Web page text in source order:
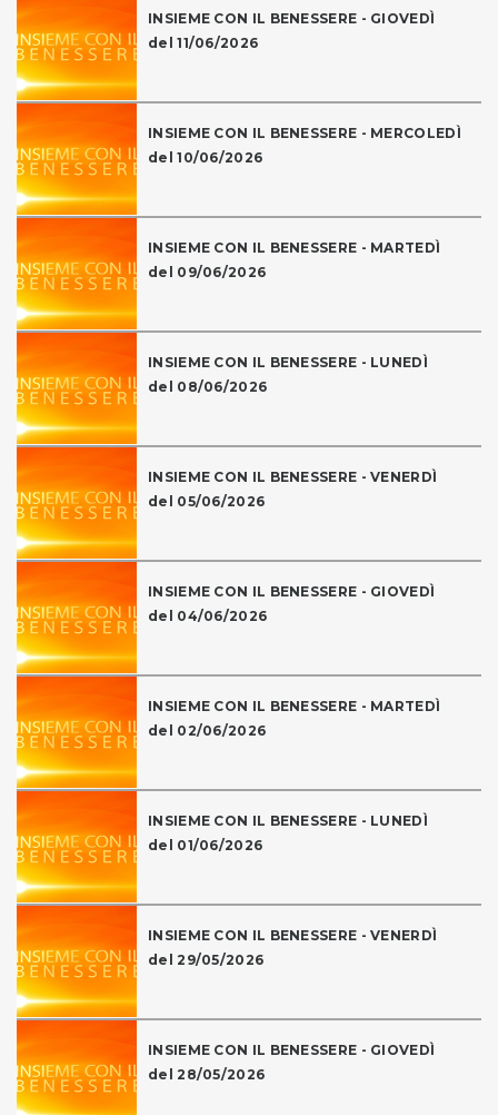
INSIEME CON IL BENESSERE - GIOVEDÌ
del 11/06/2026
INSIEME CON IL BENESSERE - MERCOLEDÌ
del 10/06/2026
INSIEME CON IL BENESSERE - MARTEDÌ
del 09/06/2026
INSIEME CON IL BENESSERE - LUNEDÌ
del 08/06/2026
INSIEME CON IL BENESSERE - VENERDÌ
del 05/06/2026
INSIEME CON IL BENESSERE - GIOVEDÌ
del 04/06/2026
INSIEME CON IL BENESSERE - MARTEDÌ
del 02/06/2026
INSIEME CON IL BENESSERE - LUNEDÌ
del 01/06/2026
INSIEME CON IL BENESSERE - VENERDÌ
del 29/05/2026
INSIEME CON IL BENESSERE - GIOVEDÌ
del 28/05/2026